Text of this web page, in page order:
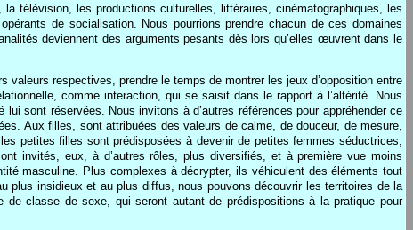
télévision, les productions culturelles, littéraires, cinématographiques, les
de socialisation. Nous pourrions prendre chacun de ces domaines
deviennent des arguments pesants dès lors qu’elles œuvrent dans le
respectives, prendre le temps de montrer les jeux d’opposition entre
comme interaction, qui se saisit dans le rapport à l’altérité. Nous
sont réservées. Nous invitons à d’autres références pour appréhender ce
Aux filles, sont attribuées des valeurs de calme, de douceur, de mesure,
petites filles sont prédisposées à devenir de petites femmes séductrices,
invités, eux, à d’autres rôles, plus diversifiés, et à première vue moins
masculine. Plus complexes à décrypter, ils véhiculent des éléments tout
plus insidieux et au plus diffus, nous pouvons découvrir les territoires de la
classe de sexe, qui seront autant de prédispositions à la pratique pour